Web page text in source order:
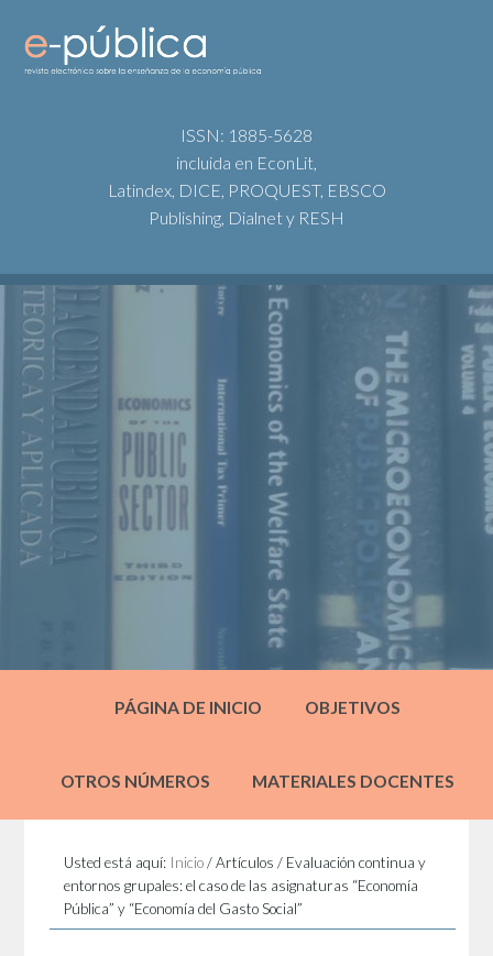
ISSN: 1885-5628
incluida en EconLit,
Latindex, DICE, PROQUEST, EBSCO
Publishing, Dialnet y RESH
PÁGINA DE INICIO OBJETIVOS
OTROS NÚMEROS MATERIALES DOCENTES
Usted está aquí: Inicio /Artículos/ Evaluación continua y
entornos grupales: el caso de las asignaturas “Economía
Pública” y “Economía del Gasto Social”